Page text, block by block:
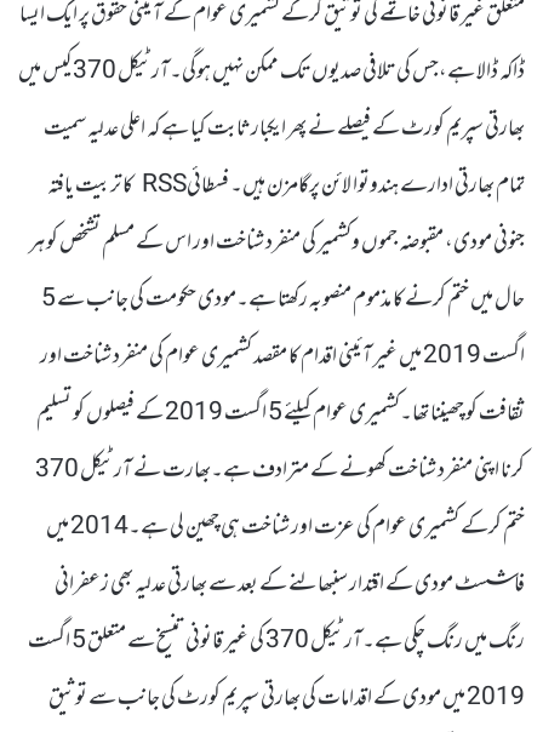
متعلق غیر قانونی خاتمے کی توثیق کرکے کشمیری عوام کے آئینی حقوق پر ایک ایسا
ڈاکہ ڈالا ہے،جس کی تلافی صدیوں تک ممکن نہیں ہوگی۔آرٹیکل 370 کیس میں
بھارتی سپریم کورٹ کے فیصلے نے پھر ایکبار ثابت کیا ہے کہ اعلی عدلیہ سمیت
تمام بھارتی ادارے ہندوتوا لائن پرگامزن ہیں۔ فسطائیRSS کا تربیت یافتہ
جنونی مودی، مقبوضہ جموں وکشمیر کی منفرد شناخت اور اس کے مسلم تشخص کو ہر
حال میں ختم کرنے کا مذموم منصوبہ رکھتا ہے۔مودی حکومت کی جانب سے 5
اگست 2019 میں غیر آئینی اقدام کا مقصد کشمیری عوام کی منفرد شناخت اور
ثقافت کو چھیننا تھا۔کشمیری عوام کیلئے 5 اگست 2019 کے فیصلوں کو تسلیم
کرنا اپنی منفرد شناخت کھونے کے مترادف ہے۔بھارت نے آرٹیکل 370
ختم کرکے کشمیری عوام کی عزت اور شناخت ہی چھین لی ہے۔2014 میں
فاشسٹ مودی کے اقتدار سنبھالنے کے بعد سے بھارتی عدلیہ بھی زعفرانی
رنگ میں رنگ چکی ہے۔آرٹیکل 370 کی غیر قانونی تنسیخ سے متعلق 5 اگست
2019 میں مودی کے اقدامات کی بھارتی سپریم کورٹ کی جانب سے توثیق